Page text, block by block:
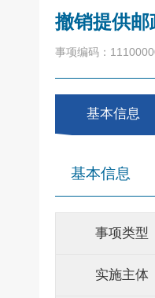
撤销提供
事项编码：
基本信息
基本信息
事项类型
实施主体